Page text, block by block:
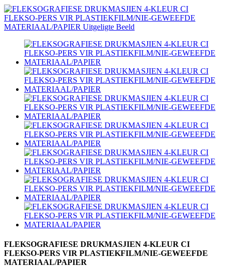
FLEKSOGRAFIESE DRUKMASJIEN 4-KLEUR CI
FLEKSO-PERS VIR PLASTIEKFILM/NIE-GEWEEFDE
MATERIAAL/PAPIER